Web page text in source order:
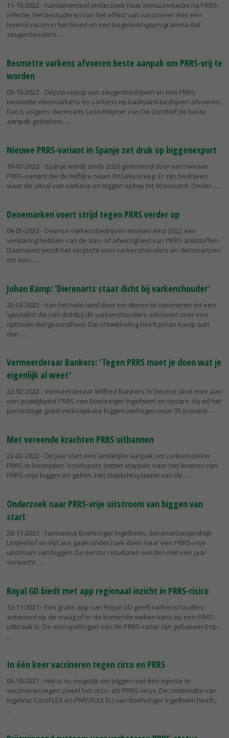
11-10-2022 - Fundamenteel onderzoek naar immuunreactie na PRRS-
infectie, het bestuderen van het effect van vaccineren met een
levend vaccin in het bloed en een begeleidingsprogramma dat
zeugenhouders...
Besmette varkens afvoeren beste aanpak om PRRS-vrij te
worden
05-10-2022 - Depop-repop van zeugenbedrijven en met PRRS
besmette vleesvarkens en varkens op backyard-bedrijven afvoeren.
Dat is volgens dierenarts Leon Reijmer van De Oosthof de beste
aanpak gebleken...
Nieuwe PRRS-variant in Spanje zet druk op biggenexport
16-07-2022 - Spanje wordt sinds 2020 geteisterd door een nieuwe
PRRS-variant die de lieflijke naam Rosalia kreeg. Er zijn bedrijven
waar de uitval van varkens en biggen opliep tot 30 procent. Onder...
Denemarken voert strijd tegen PRRS verder op
04-05-2022 - Deense varkensbedrijven moeten eind 2022 een
verklaring hebben van de aan- of afwezigheid van PRRS-antistoffen.
Daarnaast wordt het verplicht voor varkenshouders en dierenartsen
om een...
Johan Kamp: 'Dierenarts staat dicht bij varkenshouder'
22-03-2022 - Van het hele land door om dieren te vaccineren tot een
specialist die van dichtbij de varkenshouders adviseert over een
optimale diergezondheid. Die ontwikkeling heeft Johan Kamp aan
den...
Vermeerderaar Bankers: 'Tegen PRRS moet je doen wat je
eigenlijk al weet'
22-02-2022 - Vermeerderaar Wilfred Bankers in Deurne doet mee aan
een praktijkpilot PRRS van Boehringer Ingelheim en Hycare. Hij wil het
percentage goed verkoopbare biggen verhogen naar 95 procent.
Met vereende krachten PRRS uitbannen
22-02-2022 - Dit jaar start een landelijke aanpak om varkensziekte
PRRS te bestrijden. Voorlopers zetten stappen naar het leveren van
PRRS-vrije biggen en gelten. Het stoplichtsysteem van de...
Onderzoek naar PRRS-vrije uitstroom van biggen van
start
20-11-2021 - Farmaceut Boehringer Ingelheim, dierenartsenpraktijk
Lintjeshof en HyCare gaan onderzoek doen naar een PRRS-vrije
uitstroom van biggen. De eerste resultaten worden met een jaar
verwacht.
Royal GD biedt met app regionaal inzicht in PRRS-risico
12-11-2021 - Een gratis app van Royal GD geeft varkenshouders
antwoord op de vraag of er de komende weken kans op een PRRS-
uitbraak is. De voorspellingen van de PRRS-radar zijn gebaseerd op...
In één keer vaccineren tegen circo en PRRS
03-10-2021 - Het is nu mogelijk om biggen met één injectie te
vaccineren tegen zowel het circo- als PRRS-virus. De combinatie van
Ingelvac CircoFLEX en PRRSFLEX EU van Boehringer Ingelheim heeft...